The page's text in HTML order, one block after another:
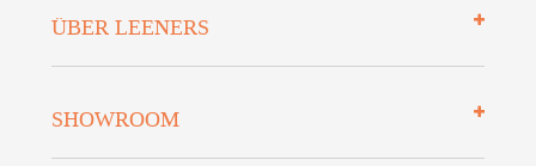
Finanzierung
Datenschutz
ÜBER LEENERS
SHOWROOM